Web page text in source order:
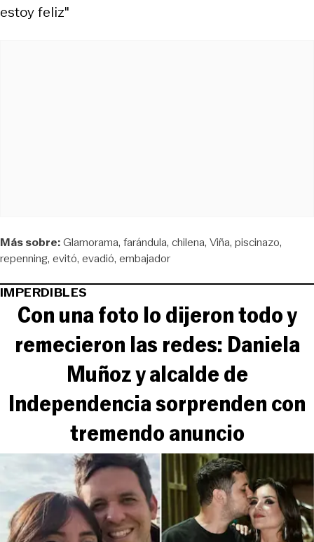
estoy feliz"
Más sobre:Glamorama farándula chilena Viña piscinazo
repenning evitó evadió embajador
IMPERDIBLES
Con una foto lo dijeron todo y
remecieron las redes: Daniela
Muñoz y alcalde de
Independencia sorprenden con
tremendo anuncio